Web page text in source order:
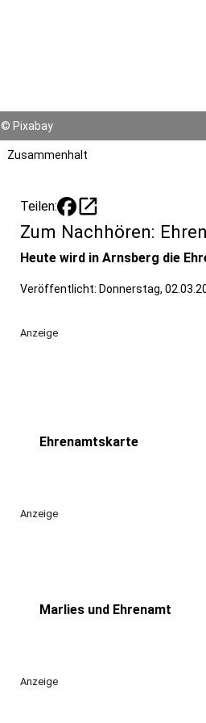
© Pixabay
Zusammenhalt
Teilen: open_in_new
Zum Nachhören:
Heute wird in Arnsberg die
Veröffentlicht: Donnerstag,
Anzeige
Ehrenamtskarte
Anzeige
Marlies und Ehrenamt
Anzeige